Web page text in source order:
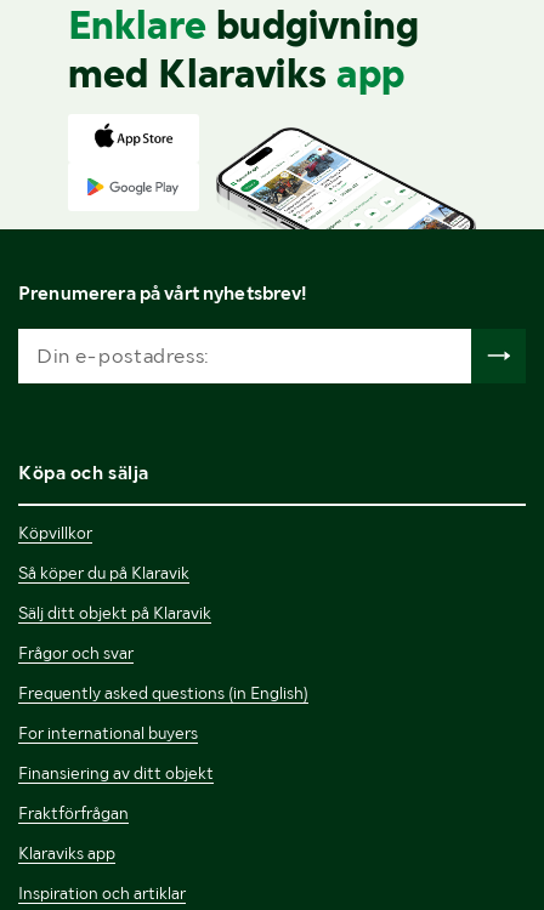
Enklare budgivning
med Klaraviks app
Prenumerera på vårt nyhetsbrev!
Köpa och sälja
Köpvillkor
Så köper du på Klaravik
Sälj ditt objekt på Klaravik
Frågor och svar
Frequently asked questions (in English)
For international buyers
Finansiering av ditt objekt
Fraktförfrågan
Klaraviks app
Inspiration och artiklar